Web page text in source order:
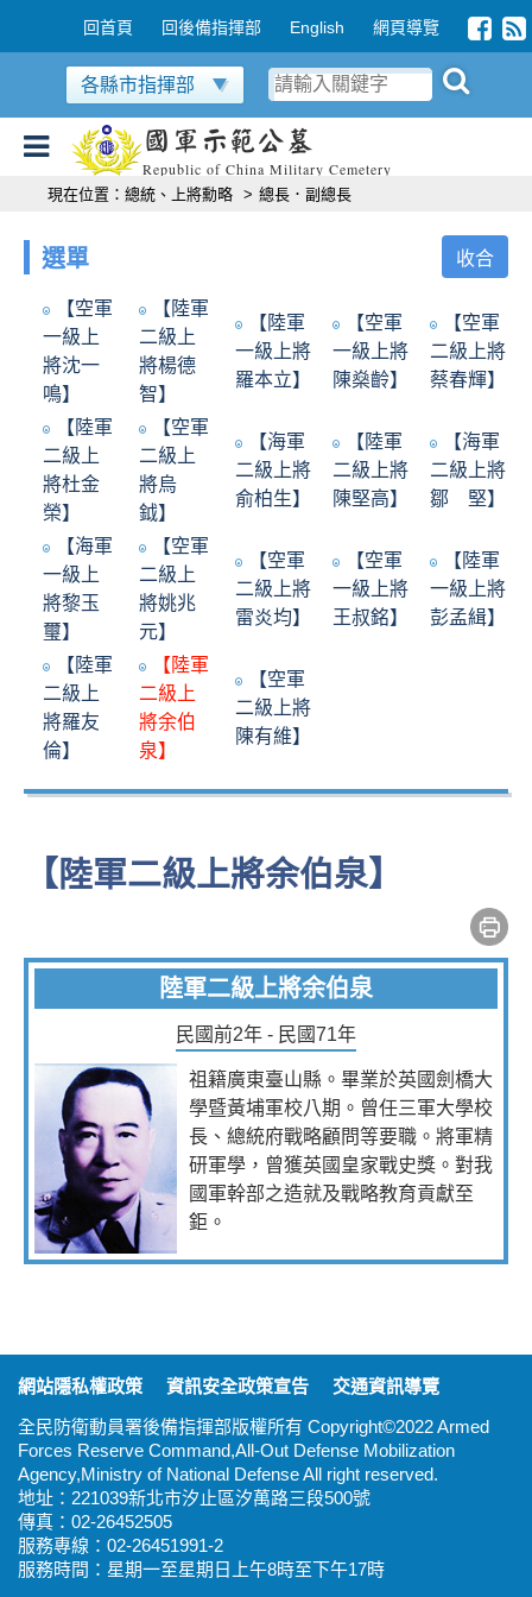
跳到主要內容區塊
回首頁 回後備指揮部 English 網頁導覽
國軍示範公墓
Republic of China Military Cemetery
各縣市指揮部
現在位置： 總統、上將勳略 > 總長．副總長
選單 收合
【空軍
一級上
將沈一
鳴】
【陸軍
二級上
將楊德
智】
【陸軍
一級上將
羅本立】
【空軍
一級上將
陳燊齡】
【空軍
二級上將
蔡春輝】
【陸軍
二級上
將杜金
榮】
【空軍
二級上
將烏
鉞】
【海軍
二級上將
俞柏生】
【陸軍
二級上將
陳堅高】
【海軍
二級上將
鄒 堅】
【海軍
一級上
將黎玉
璽】
【空軍
二級上
將姚兆
元】
【空軍
二級上將
雷炎均】
【空軍
一級上將
王叔銘】
【陸軍
一級上將
彭孟緝】
【陸軍
二級上
將羅友
倫】
【陸軍
二級上
將余伯
泉】
【空軍
二級上將
陳有維】
【陸軍二級上將余伯泉】
陸軍二級上將余伯泉
民國前2年 - 民國71年
祖籍廣東臺山縣。畢業於英國劍橋大
學暨黃埔軍校八期。曾任三軍大學校
長、總統府戰略顧問等要職。將軍精
研軍學，曾獲英國皇家戰史獎。對我
國軍幹部之造就及戰略教育貢獻至
鉅。
網站隱私權政策
資訊安全政策宣告
交通資訊導覽
全民防衛動員署後備指揮部版權所有 Copyright©2022 Armed
Forces Reserve Command,All-Out Defense Mobilization
Agency,Ministry of National Defense All right reserved.
地址：221039新北市汐止區汐萬路三段500號
傳真：02-26452505
服務專線：02-26451991-2
服務時間：星期一至星期日上午8時至下午17時